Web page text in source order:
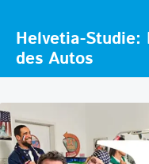
Helvetia-
des Autos